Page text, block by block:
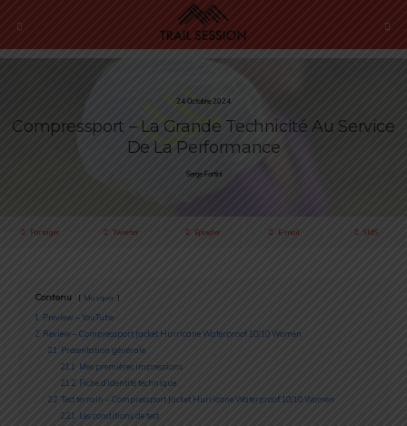
24 Octobre 2024
Compressport – La Grande Technicité Au Service
De La Performance
Serge Fortini
Partager Tweeter Épingler E-mail SMS
Contenu Masquer
1
Preview – YouTube
2 Review – Compressport Jacket Hurricane Waterproof 10/10 Women
2.1
Présentation générale
2.1.1
Mes premières impressions
2.1.2 Fiche d’identité technique
2.2 Test terrain – Compressport Jacket Hurricane Waterproof 10/10 Women
2.2.1
Les conditions de test